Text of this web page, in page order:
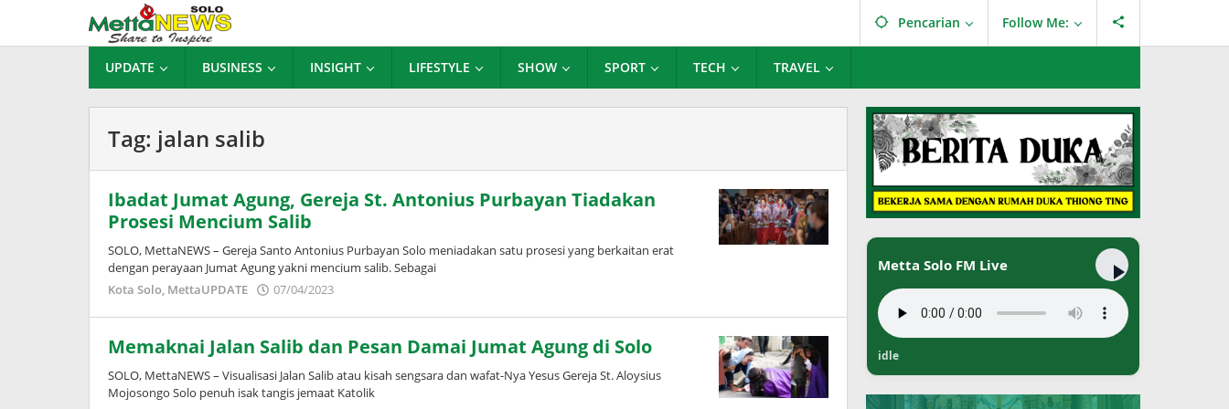
konten
Pencarian Follow Me:
UPDATE BUSINESS INSIGHT LIFESTYLE SHOW SPORT TECH TRAVEL
Tag: jalan salib
Ibadat Jumat Agung, Gereja St. Antonius Purbayan Tiadakan
Prosesi Mencium Salib
SOLO, MettaNEWS – Gereja Santo Antonius Purbayan Solo meniadakan satu prosesi yang berkaitan erat
dengan perayaan Jumat Agung yakni mencium salib. Sebagai
Kota Solo, MettaUPDATE 07/04/2023
Wardani
Memaknai Jalan Salib dan Pesan Damai Jumat Agung di Solo
SOLO, MettaNEWS – Visualisasi Jalan Salib atau kisah sengsara dan wafat-Nya Yesus Gereja St. Aloysius
Mojosongo Solo penuh isak tangis jemaat Katolik
Metta Solo FM Live
idle